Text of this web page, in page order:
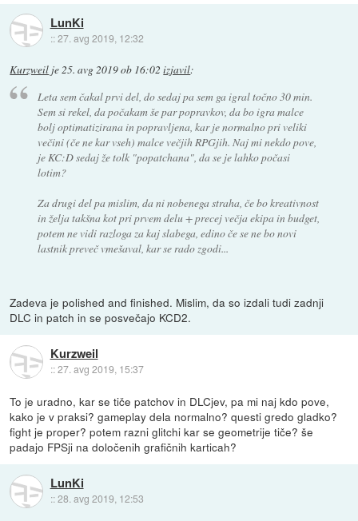
LunKi
::27. avg 2019, 12:32
Kurzweil je25. avg 2019 ob 16:02 izjavil:
Leta sem čakal prvi del, do sedaj pa sem ga igral točno 30 min.
Sem si rekel, da počakam še par popravkov, da bo igra malce
bolj optimatizirana in popravljena, kar je normalno pri veliki
večini (če ne kar vseh) malce večjih RPGjih. Naj mi nekdo pove,
je KC:D sedaj že tolk "popatchana", da se je lahko počasi
lotim?
Za drugi del pa mislim, da ni nobenega straha, če bo kreativnost
in želja takšna kot pri prvem delu + precej večja ekipa in budget,
potem ne vidi razloga za kaj slabega, edino če se ne bo novi
lastnik preveč vmešaval, kar se rado zgodi...
Zadeva je polished and finished. Mislim, da so izdali tudi zadnji
DLC in patch in se posvečajo KCD2.
Kurzweil
::27. avg 2019, 15:37
To je uradno, kar se tiče patchov in DLCjev, pa mi naj kdo pove,
kako je v praksi? gameplay dela normalno? questi gredo gladko?
fight je proper? potem razni glitchi kar se geometrije tiče? še
padajo FPSji na določenih grafičnih karticah?
LunKi
::28. avg 2019, 12:53